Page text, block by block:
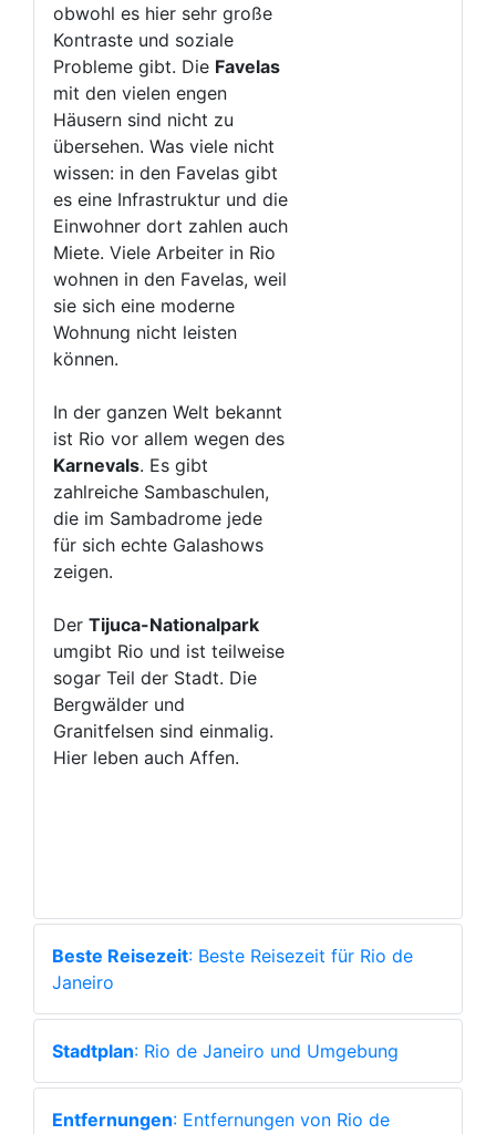
obwohl es hier sehr große
Kontraste und soziale
Probleme gibt. Die Favelas
mit den vielen engen
Häusern sind nicht zu
übersehen. Was viele nicht
wissen: in den Favelas gibt
es eine Infrastruktur und die
Einwohner dort zahlen auch
Miete. Viele Arbeiter in Rio
wohnen in den Favelas, weil
sie sich eine moderne
Wohnung nicht leisten
können.
In der ganzen Welt bekannt
ist Rio vor allem wegen des
Karnevals. Es gibt
zahlreiche Sambaschulen,
die im Sambadrome jede
für sich echte Galashows
zeigen.
Der Tijuca-Nationalpark
umgibt Rio und ist teilweise
sogar Teil der Stadt. Die
Bergwälder und
Granitfelsen sind einmalig.
Hier leben auch Affen.
Beste Reisezeit: Beste Reisezeit für Rio de
Janeiro
Stadtplan: Rio de Janeiro und Umgebung
Entfernungen: Entfernungen von Rio de